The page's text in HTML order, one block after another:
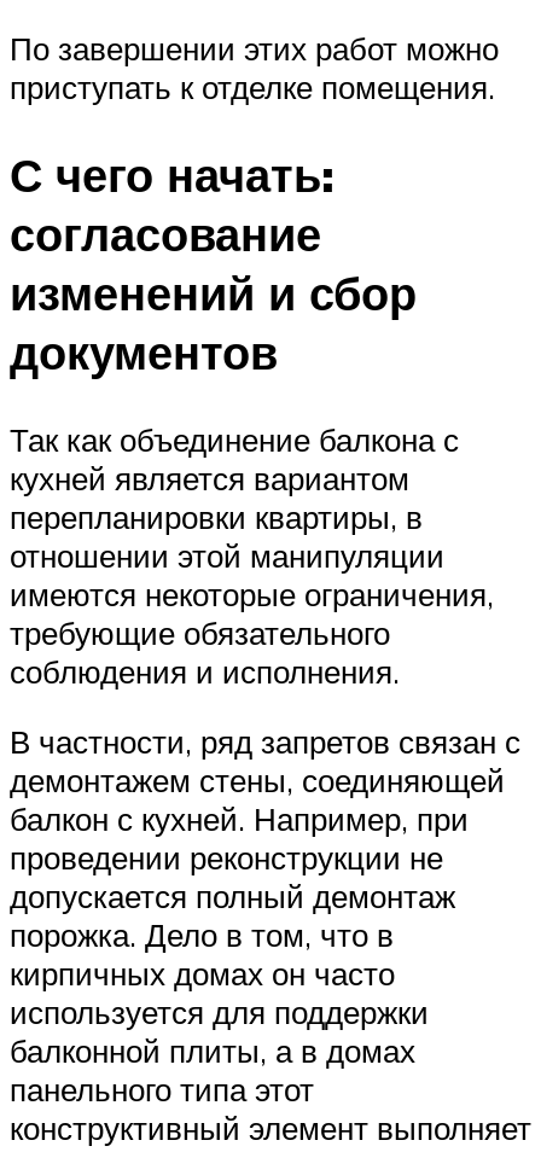
По завершении этих работ можно
приступать к отделке помещения.
С чего начать:
согласование
изменений и сбор
документов
Так как объединение балкона с
кухней является вариантом
перепланировки квартиры, в
отношении этой манипуляции
имеются некоторые ограничения,
требующие обязательного
соблюдения и исполнения.
В частности, ряд запретов связан с
демонтажем стены, соединяющей
балкон с кухней. Например, при
проведении реконструкции не
допускается полный демонтаж
порожка. Дело в том, что в
кирпичных домах он часто
используется для поддержки
балконной плиты, а в домах
панельного типа этот
конструктивный элемент выполняет